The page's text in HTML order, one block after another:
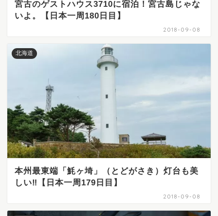
宮古のゲストハウス3710に宿泊！宮古島じゃな
いよ。【日本一周180日目】
2018-09-08
北海道
本州最東端「魹ヶ埼」（とどがさき）灯台も美
しい‼【日本一周179日目】
2018-09-08